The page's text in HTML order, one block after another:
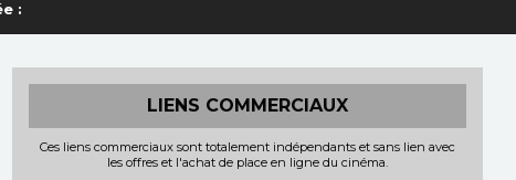
:
LIENS COMMERCIAUX
Ces liens commerciaux sont totalement indépendants et sans lien avec
les offres et l'achat de place en ligne du cinéma.